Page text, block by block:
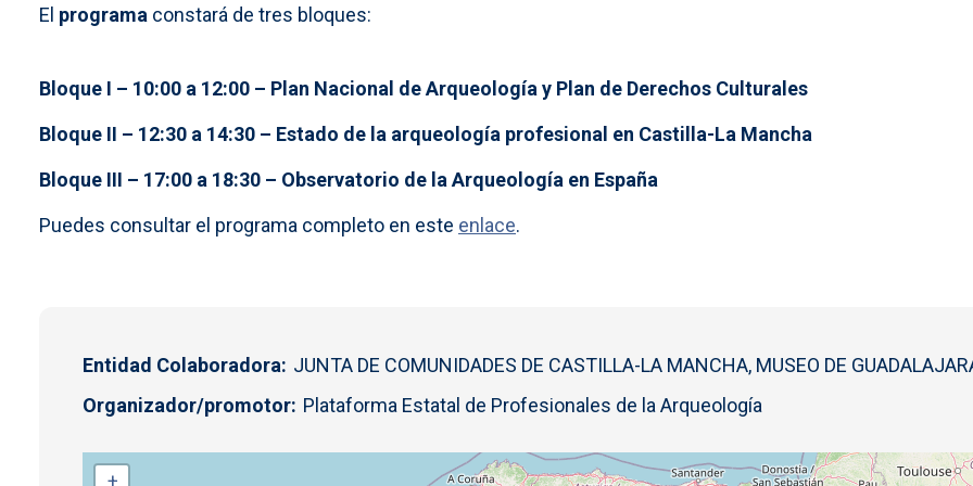
El programa constará de tres bloques:
Bloque I – 10:00 a 12:00 – Plan Nacional de Arqueología y Plan de Derechos Culturales
Bloque II – 12:30 a 14:30 – Estado de la arqueología profesional en Castilla-La Mancha
Bloque III – 17:00 a 18:30 – Observatorio de la Arqueología en España
Puedes consultar el programa completo en este enlace.
Entidad Colaboradora
JUNTA DE COMUNIDADES DE CASTILLA-LA MANCHA, MUSEO DE
Organizador/promotor Plataforma Estatal de Profesionales de la Arqueología
+